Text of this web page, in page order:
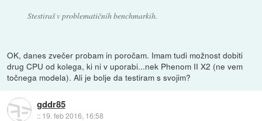
Stestiraš v problematičnih benchmarkih.
OK, danes zvečer probam in poročam. Imam tudi možnost dobiti
drug CPU od kolega, ki ni v uporabi...nek Phenom II X2 (ne vem
točnega modela). Ali je bolje da testiram s svojim?
gddr85
:: 19. feb 2016, 16:58